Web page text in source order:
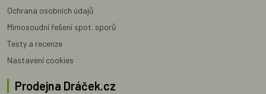
Ochrana osobních údajů
Mimosoudní řešení spot. sporů
Testy a recenze
Nastavení cookies
Prodejna Dráček.cz